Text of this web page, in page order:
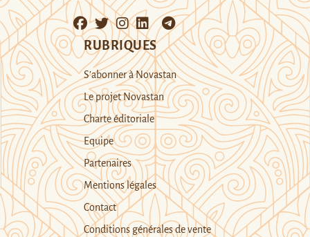
RUBRIQUES
S’abonner à Novastan
Le projet Novastan
Charte éditoriale
Equipe
Partenaires
Mentions légales
Contact
Conditions générales de vente